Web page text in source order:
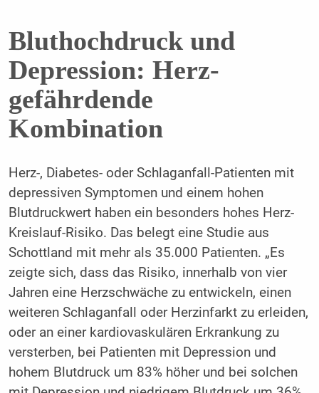
Bluthochdruck und
Depression: Herz-
gefährdende
Kombination
Herz-, Diabetes- oder Schlaganfall-Patienten mit
depressiven Symptomen und einem hohen
Blutdruckwert haben ein besonders hohes Herz-
Kreislauf-Risiko. Das belegt eine Studie aus
Schottland mit mehr als 35.000 Patienten. „Es
zeigte sich, dass das Risiko, innerhalb von vier
Jahren eine Herzschwäche zu entwickeln, einen
weiteren Schlaganfall oder Herzinfarkt zu erleiden,
oder an einer kardiovaskulären Erkrankung zu
versterben, bei Patienten mit Depression und
hohem Blutdruck um 83% höher und bei solchen